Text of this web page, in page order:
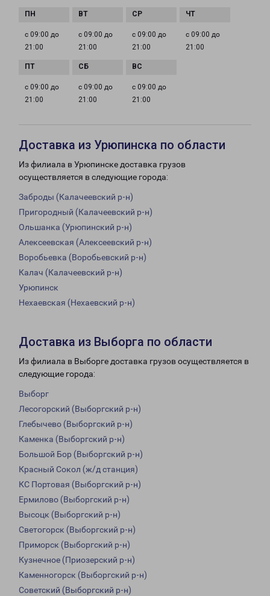
с 09:00 до
21:00
с 09:00 до
21:00
с 09:00 до
21:00
с 09:00 до
21:00
с 09:00 до
21:00
с 09:00 до
21:00
с 09:00 до
21:00
Доставка из Урюпинска по области
Из филиала в Урюпинске доставка грузов
осуществляется в следующие города:
Заброды (Калачеевский р-н)
Пригородный (Калачеевский р-н)
Ольшанка (Урюпинский р-н)
Алексеевская (Алексеевский р-н)
Воробьевка (Воробьевский р-н)
Калач (Калачеевский р-н)
Урюпинск
Нехаевская (Нехаевский р-н)
Доставка из Выборга по области
Из филиала в Выборге доставка грузов осуществляется в
следующие города:
Выборг
Лесогорский (Выборгский р-н)
Глебычево (Выборгский р-н)
Каменка (Выборгский р-н)
Большой Бор (Выборгский р-н)
Красный Сокол (ж/д станция)
КС Портовая (Выборгский р-н)
Ермилово (Выборгский р-н)
Высоцк (Выборгский р-н)
Светогорск (Выборгский р-н)
Приморск (Выборгский р-н)
Кузнечное (Приозерский р-н)
Каменногорск (Выборгский р-н)
Советский (Выборгский р-н)